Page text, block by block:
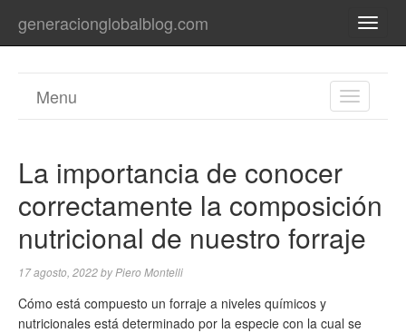
generacionglobalblog.com
TOGGLE
Menu
La importancia de conocer
correctamente la composición
nutricional de nuestro forraje
17 agosto, 2022by Piero Montelli
Cómo está compuesto un forraje a niveles químicos y
nutricionales está determinado por la especie con la cual se